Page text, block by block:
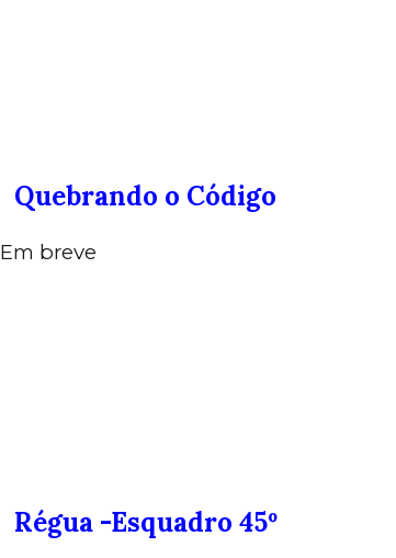
Quebrando o Código
Em breve
Régua -Esquadro 45º